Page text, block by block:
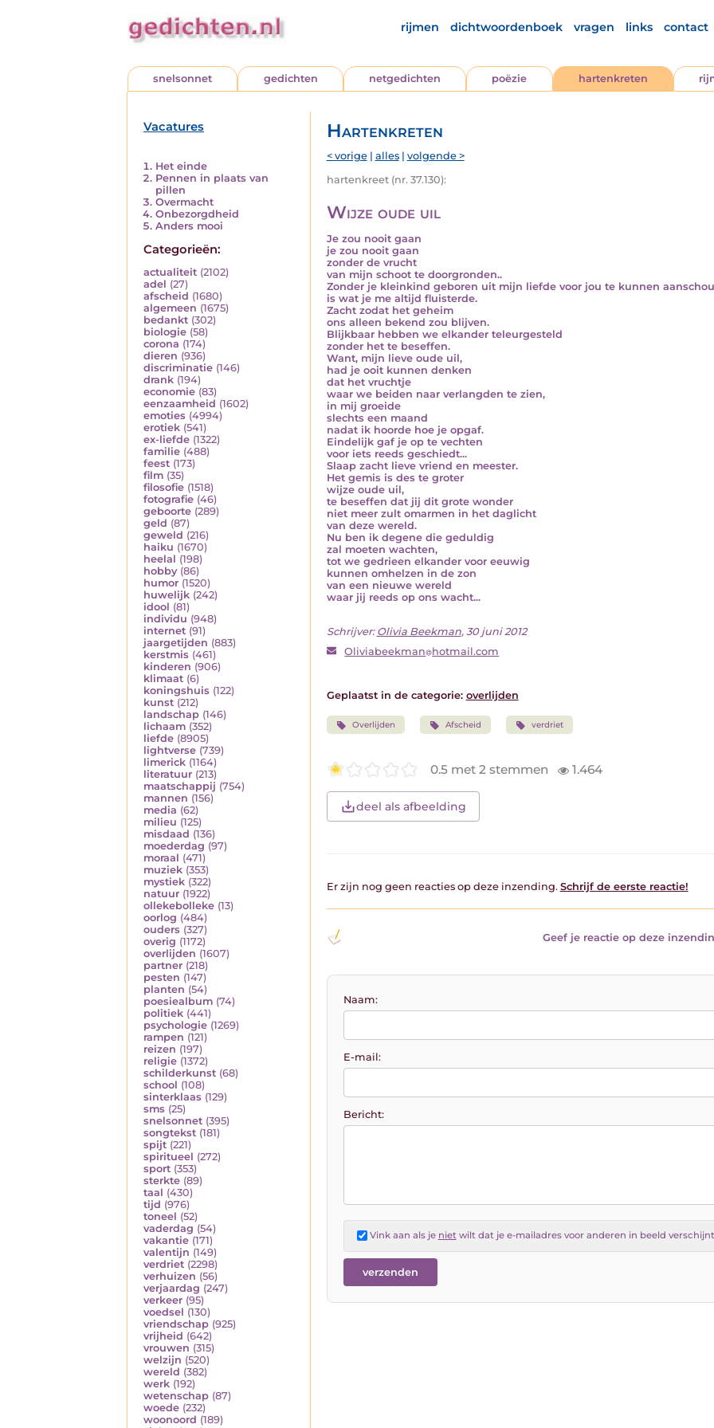
rijmen dichtwoordenboek vragen links contact
snelsonnet gedichten netgedichten poëzie hartenkreten
Vacatures
Het einde
Pennen in plaats van
pillen
Overmacht
Onbezorgdheid
Anders mooi
Categorieën:
actualiteit (2102)
adel (27)
afscheid (1680)
algemeen (1675)
bedankt (302)
biologie (58)
corona (174)
dieren (936)
discriminatie (146)
drank (194)
economie (83)
eenzaamheid (1602)
emoties (4994)
erotiek (541)
ex-liefde (1322)
familie (488)
feest (173)
film (35)
filosofie (1518)
fotografie (46)
geboorte (289)
geld (87)
geweld (216)
haiku (1670)
heelal (198)
hobby (86)
humor (1520)
huwelijk (242)
idool (81)
individu (948)
internet (91)
jaargetijden (883)
kerstmis (461)
kinderen (906)
klimaat (6)
koningshuis (122)
kunst (212)
landschap (146)
lichaam (352)
liefde (8905)
lightverse (739)
limerick (1164)
literatuur (213)
maatschappij (754)
mannen (156)
media (62)
milieu (125)
misdaad (136)
moederdag (97)
moraal (471)
muziek (353)
mystiek (322)
natuur (1922)
ollekebolleke (13)
oorlog (484)
ouders (327)
overig (1172)
overlijden (1607)
partner (218)
pesten (147)
planten (54)
poesiealbum (74)
politiek (441)
psychologie (1269)
rampen (121)
reizen (197)
religie (1372)
schilderkunst (68)
school (108)
sinterklaas (129)
sms (25)
snelsonnet (395)
songtekst (181)
spijt (221)
spiritueel (272)
sport (353)
sterkte (89)
taal (430)
tijd (976)
toneel (52)
vaderdag (54)
vakantie (171)
valentijn (149)
verdriet (2298)
verhuizen (56)
verjaardag (247)
verkeer (95)
voedsel (130)
vriendschap (925)
vrijheid (642)
vrouwen (315)
welzijn (520)
wereld (382)
werk (192)
wetenschap (87)
woede (232)
woonoord (189)
Hartenkreten
< vorige| alles| volgende >
hartenkreet (nr. 37.130):
Wijze oude uil
Je zou nooit gaan
je zou nooit gaan
zonder de vrucht
van mijn schoot te doorgronden..
Zonder je kleinkind geboren uit mijn liefde voor jou te kunnen
is wat je me altijd fluisterde.
Zacht zodat het geheim
ons alleen bekend zou blijven.
Blijkbaar hebben we elkander teleurgesteld
zonder het te beseffen.
Want, mijn lieve oude uil,
had je ooit kunnen denken
dat het vruchtje
waar we beiden naar verlangden te zien,
in mij groeide
slechts een maand
nadat ik hoorde hoe je opgaf.
Eindelijk gaf je op te vechten
voor iets reeds geschiedt...
Slaap zacht lieve vriend en meester.
Het gemis is des te groter
wijze oude uil,
te beseffen dat jij dit grote wonder
niet meer zult omarmen in het daglicht
van deze wereld.
Nu ben ik degene die geduldig
zal moeten wachten,
tot we gedrieen elkander voor eeuwig
kunnen omhelzen in de zon
van een nieuwe wereld
waar jij reeds op ons wacht...
Schrijver: Olivia Beekman, 30 juni 2012
Oliviabeekman hotmail.com
Geplaatst in de categorie: overlijden
Overlijden Afscheid verdriet
0.5 met 2 stemmen 1.464
deel als afbeelding
Er zijn nog geen reacties op deze inzending. Schrijf de eerste reactie!
Geef je reactie op deze
Naam:
E-mail:
Bericht:
Vink aan als je nietwilt dat je e-mailadres voor anderen in beeld verschijnt